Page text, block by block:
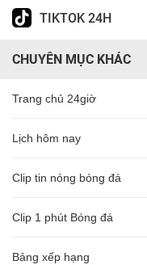
TIKTOK 24H
CHUYÊN MỤC KHÁC
Trang chủ 24giờ
Lịch hôm nay
Clip tin nóng bóng đá
Clip 1 phút Bóng đá
Bảng xếp hạng